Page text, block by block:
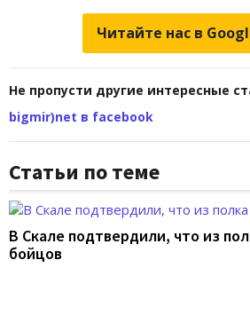
Читайте нас в
Не пропусти другие интересные
bigmir)net в facebook
Статьи по теме
В Скале подтвердили, что из
бойцов